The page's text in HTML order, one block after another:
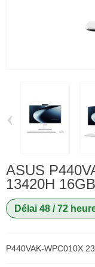
‹
ASUS
13420H
Délai 48 / 72
P440VAK-WPC010X